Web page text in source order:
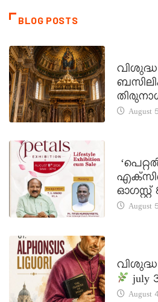
BLOG POSTS
വിശുദ്ധ
August
August
july
August